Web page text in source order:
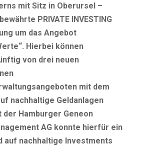
mit Sitz in Oberursel –
PRIVATE INVESTING
um das Angebot
Hierbei können
von drei neuen
mit dem
nachhaltige Geldanlagen
Hamburger Geneon
AG konnte hierfür ein
auf nachhaltige Investments